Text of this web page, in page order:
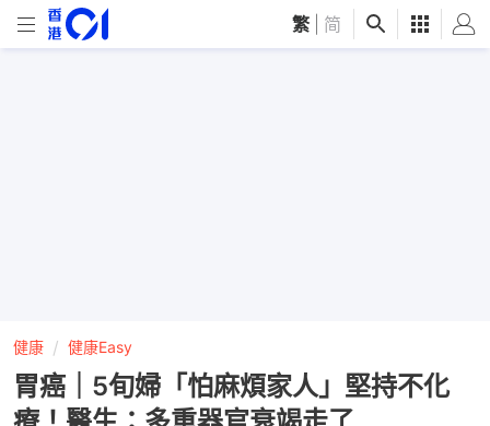
繁 简
健康 健康Easy
胃癌｜5旬婦「怕麻煩家人」堅持不化